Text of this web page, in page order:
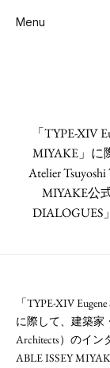
Menu
「TYPE-XIV
MIYAKE」に
Atelier
MIYAKE公
DIALOGUES
「TYPE-XIV
に際して、建築家
Architects）のイン
ABLE ISSEY